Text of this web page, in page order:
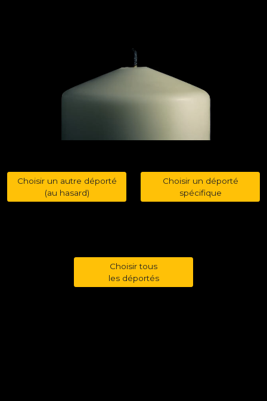
Choisir un autre déporté
(au hasard)
Choisir un déporté
spécifique
Choisir tous
les déportés